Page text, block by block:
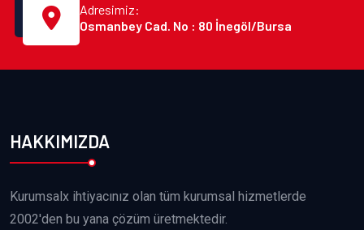
Adresimiz:
Osmanbey Cad. No : 80 İnegöl/Bursa
HAKKIMIZDA
Kurumsalx ihtiyacınız olan tüm kurumsal hizmetlerde
2002'den bu yana çözüm üretmektedir.